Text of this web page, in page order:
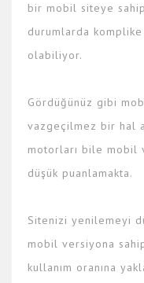
bir mobil siteye
durumlarda
olabiliyor.
Gördüğünüz gibi
vazgeçilmez bir hal
motorları bile mobil
düşük puanlamakta.
Sitenizi yenilemeyi
mobil versiyona
kullanım oranına